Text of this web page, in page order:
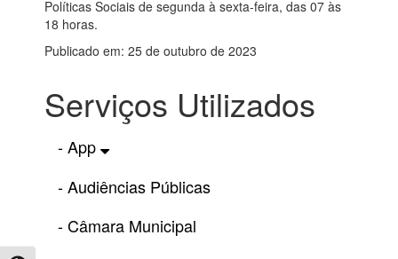
Políticas Sociais de segunda à sexta-feira, das 07 às
18 horas.
Publicado em: 25 de outubro de 2023
Serviços Utilizados
- App
- Audiências Públicas
- Câmara Municipal